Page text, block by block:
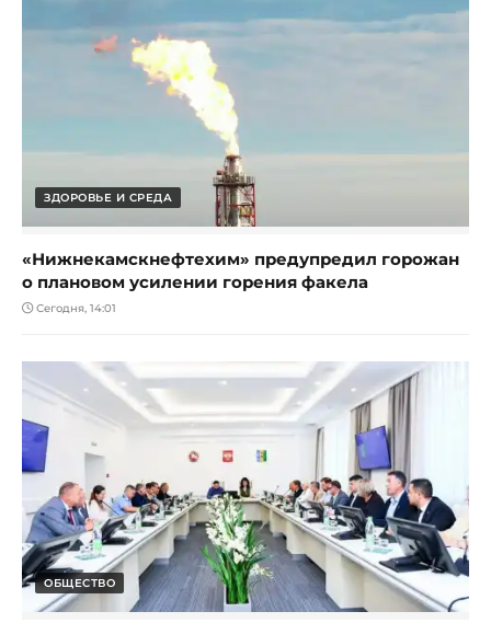
ЗДОРОВЬЕ И СРЕДА
«Нижнекамскнефтехим» предупредил горожан
о плановом усилении горения факела
Сегодня, 14:01
ОБЩЕСТВО